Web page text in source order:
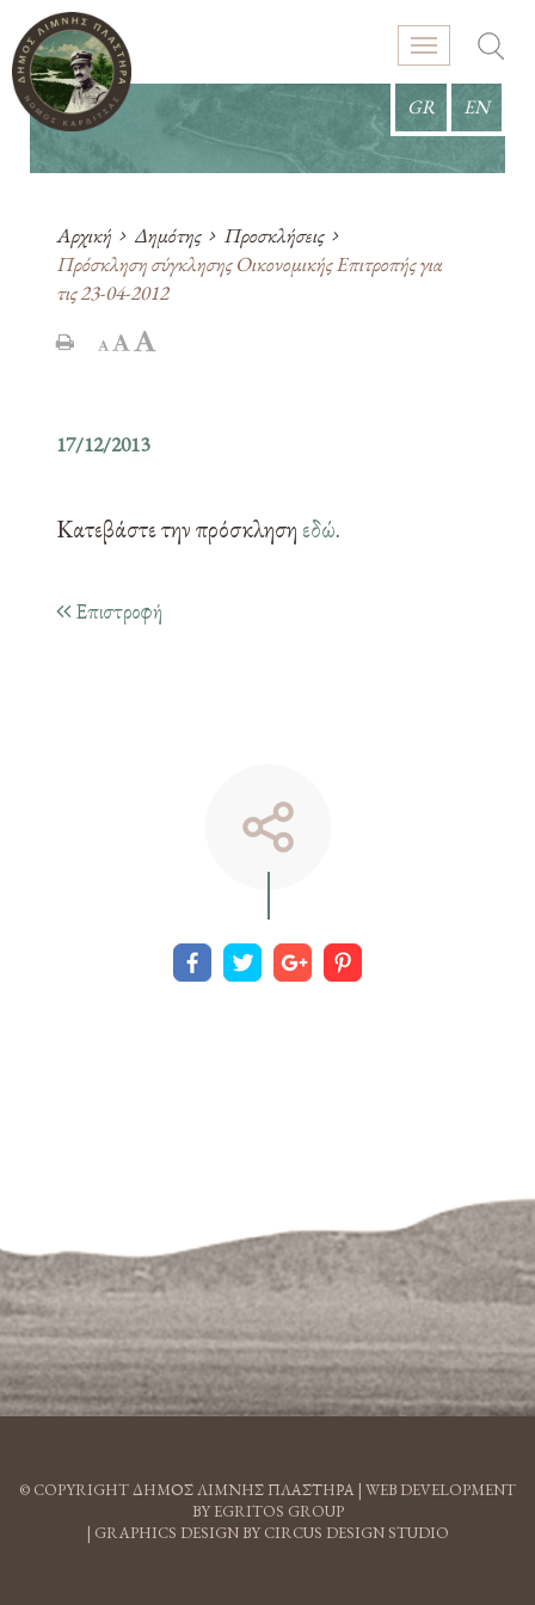
GR EN
Αρχική Δημότης
Προσκλήσεις
Πρόσκληση σύγκλησης Οικονομικής Επιτροπής για
τις 23-04-2012
17/12/2013
Κατεβάστε την πρόσκληση εδώ.
Επιστροφή
© COPYRIGHT ΔΗΜΟΣ ΛΙΜΝΗΣ ΠΛΑΣΤΗΡΑ | WEB DEVELOPMENT
BY EGRITOS GROUP
| GRAPHICS DESIGN BY CIRCUS DESIGN STUDIO